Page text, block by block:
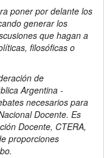
poner por delante los
generar los
que hagan a
filosóficas o
de
Argentina -
necesarios para
Docente. Es
Docente, CTERA,
proporciones